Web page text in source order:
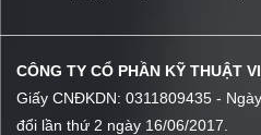
CÔNG TY CỔ PHẦN KỸ THUẬT
Giấy CNĐKDN: 0311809435 -
đổi lần thứ 2 ngày 16/06/2017.